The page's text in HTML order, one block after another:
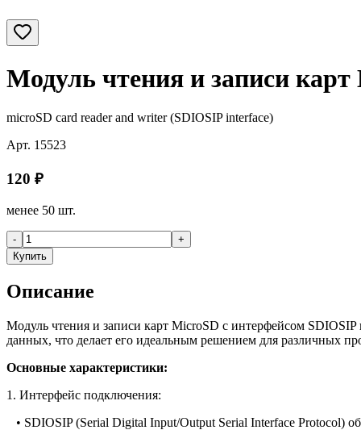
Модуль чтения и записи
microSD card reader and writer (SDIOSIP interface)
Арт. 15523
120 ₽
менее 50 шт.
-
+
Купить
Описание
Модуль чтения и записи карт MicroSD с интерфейсом SDIOSIP
данных, что делает его идеальным решением для различных
Основные характеристики:
1. Интерфейс подключения:
• SDIOSIP (Serial Digital Input/Output Serial Interface Protocol)